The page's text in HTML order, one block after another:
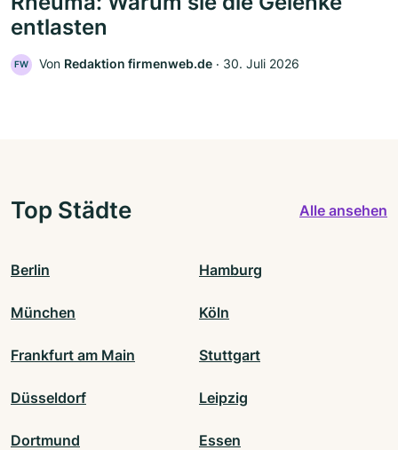
entlasten
FW Von Redaktion firmenweb.de ‧ 30. Juli 2026
Top Städte Alle ansehen
Berlin Hamburg
München Köln
Frankfurt am Main Stuttgart
Düsseldorf Leipzig
Dortmund Essen